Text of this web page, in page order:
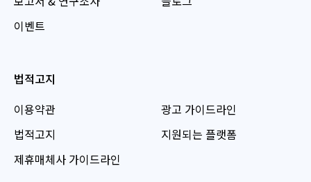
이벤트
법적고지
이용약관
법적고지
제휴매체사 가이드라인
광고 가이드라인
지원되는 플랫폼